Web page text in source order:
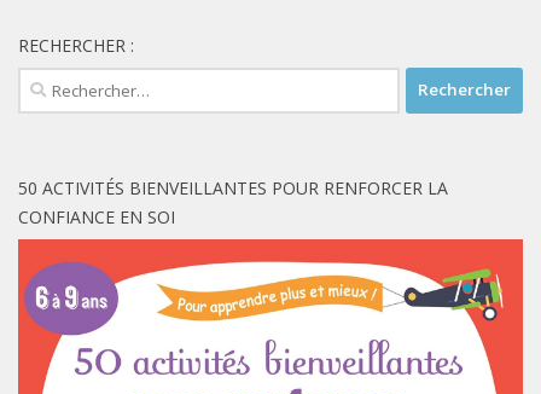
RECHERCHER :
Rechercher :
50 ACTIVITÉS BIENVEILLANTES POUR RENFORCER LA
CONFIANCE EN SOI